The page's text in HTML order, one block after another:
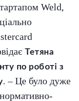
Weld,
Тетяна
по роботі з
. – Це було дуже